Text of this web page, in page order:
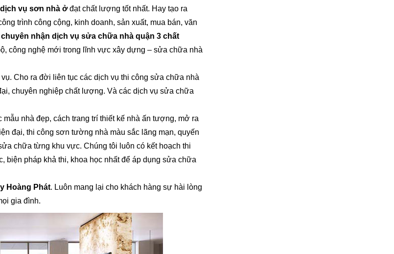
dịch vụ sơn nhà ởđạt chất lượng tốt nhất. Hay tạo ra
trình công cộng, kinh doanh, sản xuất, mua bán, văn
nhận dịch vụ sửa chữa nhà quận 3 chất
công nghệ mới trong lĩnh vực xây dựng – sửa chữa nhà
Cho ra đời liên tục các dịch vụ thi công sửa chữa nhà
chuyên nghiệp chất lượng. Và các dịch vụ sửa chữa
nhà đẹp, cách trang trí thiết kế nhà ấn tượng, mở ra
đại, thi công sơn tường nhà màu sắc lãng mạn, quyến
chữa từng khu vực. Chúng tôi luôn có kết hoạch thi
biện pháp khả thi, khoa học nhất để áp dụng sửa chữa
Hoàng Phát. Luôn mang lại cho khách hàng sự hài lòng
gia đình.